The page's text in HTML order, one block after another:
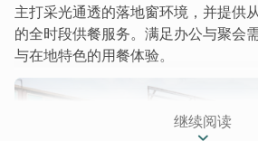
主打采光通透的落地窗环境，并提供
的全时段供餐服务。满足办公与聚会
与在地特色的用餐体验。
继续阅读